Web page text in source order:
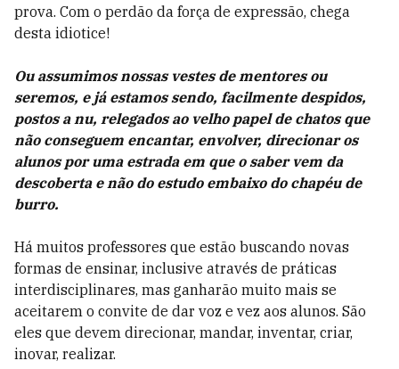
prova. Com o perdão da força de expressão, chega
desta idiotice!
Ou assumimos nossas vestes de mentores ou
seremos, e já estamos sendo, facilmente despidos,
postos a nu, relegados ao velho papel de chatos que
não conseguem encantar, envolver, direcionar os
alunos por uma estrada em que o saber vem da
descoberta e não do estudo embaixo do chapéu de
burro.
Há muitos professores que estão buscando novas
formas de ensinar, inclusive através de práticas
interdisciplinares, mas ganharão muito mais se
aceitarem o convite de dar voz e vez aos alunos. São
eles que devem direcionar, mandar, inventar, criar,
inovar, realizar.